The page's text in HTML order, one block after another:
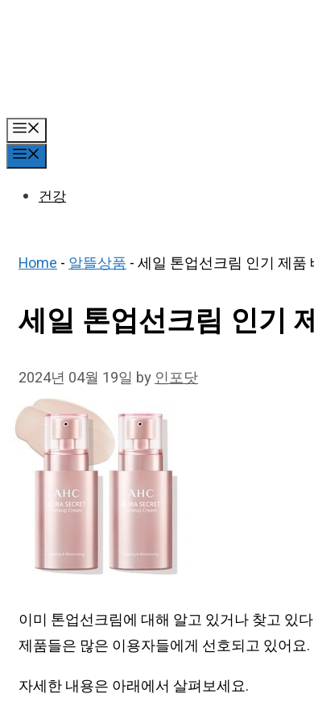
건강
Home-알뜰상품-세일 톤업선크림 인기 제품
세일 톤업선크림 인기
2024년 04월 19일 by인포닷
이미 톤업선크림에 대해 알고 있거나 찾고 있
제품들은 많은 이용자들에게 선호되고 있어
자세한 내용은 아래에서 살펴보세요.